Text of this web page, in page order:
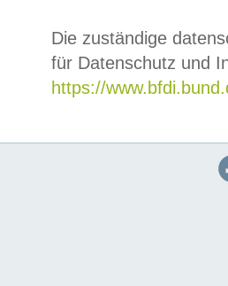
Die zuständige
für Datenschutz und
https://